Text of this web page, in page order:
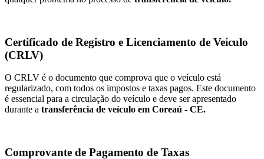
Certificado de Registro e Licenciamento de Veículo
(CRLV)
O CRLV é o documento que comprova que o veículo está
regularizado, com todos os impostos e taxas pagos. Este documento
é essencial para a circulação do veículo e deve ser apresentado
durante a transferência de veículo em Coreaú - CE.
Comprovante de Pagamento de Taxas